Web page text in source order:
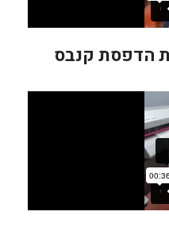
הדפסת קנבס